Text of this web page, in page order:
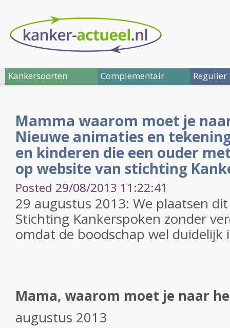
Kankersoorten Complementair Regulier
Mamma waarom moet je
Nieuwe animaties en
en kinderen die een ouder
op website van stichting
Posted 29/08/2013 11:22:41
29 augustus 2013: We plaatsen
Stichting Kankerspoken zonder
omdat de boodschap wel duidelijk
Mama, waarom moet je naar
augustus 2013